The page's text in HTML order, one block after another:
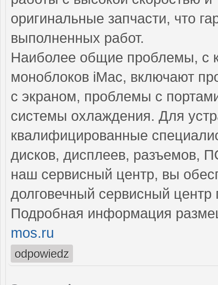
оригинальные запчасти, что
выполненных работ.
Наиболее общие проблемы, с
моноблоков iMac, включают
с экраном, проблемы с
системы охлаждения. Для
квалифицированные
дисков, дисплеев, разъемов,
наш сервисный центр, вы
долговечный сервисный
Подробная информация
mos.ru
odpowiedz